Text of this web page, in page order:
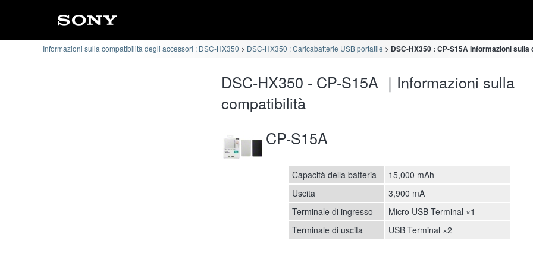
Informazioni sulla compatibilità degli accessori : DSC-HX350 DSC-HX350 : Caricabatterie USB portatile DSC-HX350 : CP-S15A Informazioni sulla
DSC-HX350 - CP-S15A ｜Informazioni sulla
compatibilità
CP-S15A
Capacità della batteria
15,000 mAh
Uscita
3,900 mA
Terminale di ingresso
Micro USB Terminal ×1
Terminale di uscita
USB Terminal ×2